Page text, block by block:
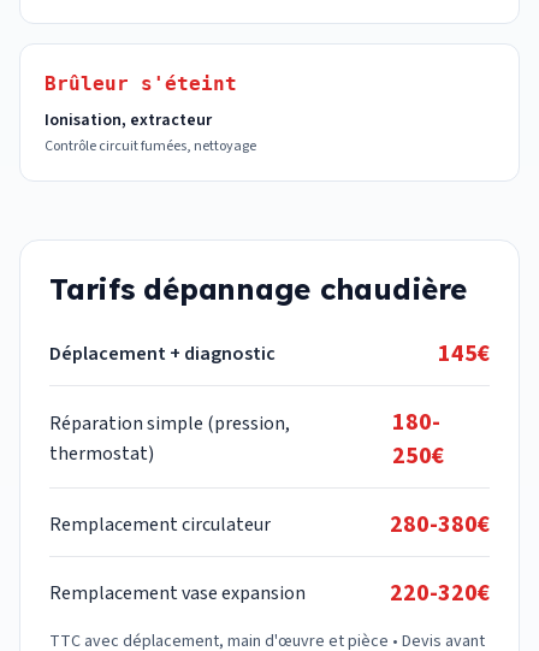
Brûleur s'éteint
Ionisation, extracteur
Contrôle circuit fumées, nettoyage
Tarifs dépannage chaudière
Déplacement + diagnostic 145€
Réparation simple (pression,
thermostat)
180-
250€
Remplacement circulateur 280-380€
Remplacement vase expansion 220-320€
TTC avec déplacement, main d'œuvre et pièce • Devis avant